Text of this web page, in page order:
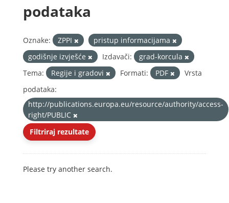
podataka
Oznake: ZPPI
pristup informacijama
godišnje izvješće
Izdavači:
grad-korcula
Tema:
Regije i gradovi Formati: PDF
Vrsta
podataka:
http://publications.europa.eu/resource/authority/access-
right/PUBLIC
Filtriraj rezultate
Please try another search.